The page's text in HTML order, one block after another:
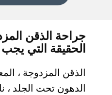
جراحة الذقن
الحقيقة التي
الذقن المزدوجة ،
الدهون تحت الجلد